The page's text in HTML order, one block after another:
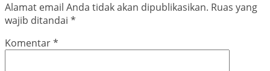
Alamat email Anda tidak akan dipublikasikan. Ruas yang
wajib ditandai *
Komentar*